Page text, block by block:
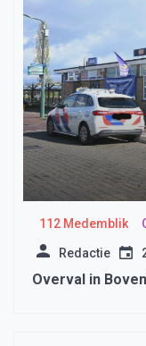
112 Medemblik
Redactie
Overval in